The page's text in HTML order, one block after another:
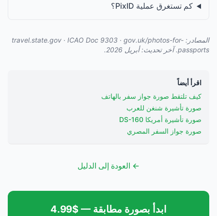
travel.state.gov·ICAO Doc 9303 ·gov.uk/
2026.
سفر بالهاتف
للعرب
بصورة مطابقة — $4.99